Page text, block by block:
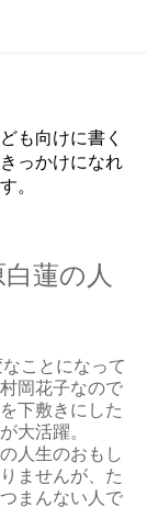
も向けに書く
っかけになれ
。
蓮の人
ことになって
岡花子なので
下敷きにした
大活躍。
人生のおもし
ませんが、た
まんない人で